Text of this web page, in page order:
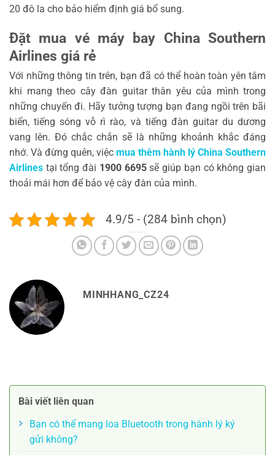
20 đô la cho bảo hiểm định giá bổ sung.
Đặt mua vé máy bay China Southern
Airlines giá rẻ
Với những thông tin trên, bạn đã có thể hoàn toàn yên tâm
khi mang theo cây đàn guitar thân yêu của mình trong
những chuyến đi. Hãy tưởng tượng bạn đang ngồi trên bãi
biển, tiếng sóng vỗ rì rào, và tiếng đàn guitar du dương
vang lên. Đó chắc chắn sẽ là những khoảnh khắc đáng
nhớ. Và đừng quên, việc mua thêm hành lý China Southern
Airlines tại tổng đài 1900 6695sẽ giúp bạn có không gian
thoải mái hơn để bảo vệ cây đàn của mình.
4.9/5 - (284 bình chọn)
MINHHANG_CZ24
Bài viết liên quan
Bạn có thể mang loa Bluetooth trong hành lý ký
gửi không?